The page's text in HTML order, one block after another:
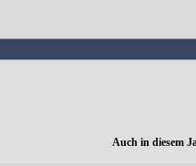
Auch in diesem